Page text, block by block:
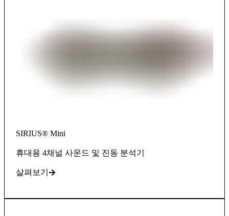
SIRIUS® Mini
휴대용 4채널 사운드 및 진동 분석기
살펴보기